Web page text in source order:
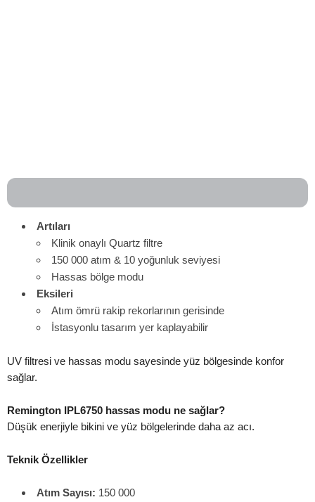
Artıları
Klinik onaylı Quartz filtre
150 000 atım & 10 yoğunluk seviyesi
Hassas bölge modu
Eksileri
Atım ömrü rakip rekorlarının gerisinde
İstasyonlu tasarım yer kaplayabilir
UV filtresi ve hassas modu sayesinde yüz bölgesinde konfor
sağlar.
Remington IPL6750 hassas modu ne sağlar?
Düşük enerjiyle bikini ve yüz bölgelerinde daha az acı.
Teknik Özellikler
Atım Sayısı: 150 000